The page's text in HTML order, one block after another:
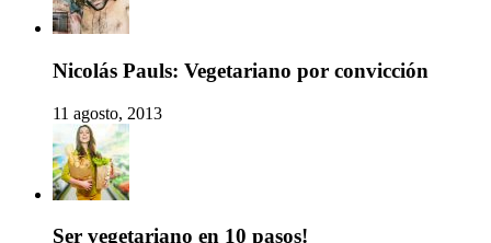
Nicolás Pauls: Vegetariano por convicción
11 agosto, 2013
Ser vegetariano en 10 pasos!